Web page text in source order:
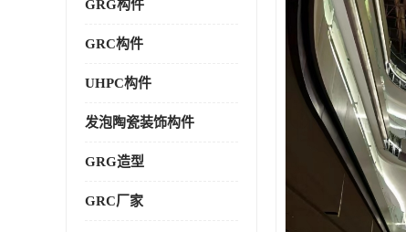
GRG构件
GRC构件
UHPC构件
发泡陶瓷装饰构件
GRG造型
GRC厂家